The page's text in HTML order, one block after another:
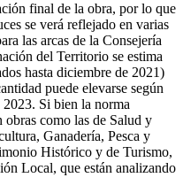
final de la obra, por lo que
se verá reflejado en varias
las arcas de la Consejería
del Territorio se estima
hasta diciembre de 2021)
puede elevarse según
Si bien la norma
obras como las de Salud y
Ganadería, Pesca y
Histórico y de Turismo,
Local, que están analizando